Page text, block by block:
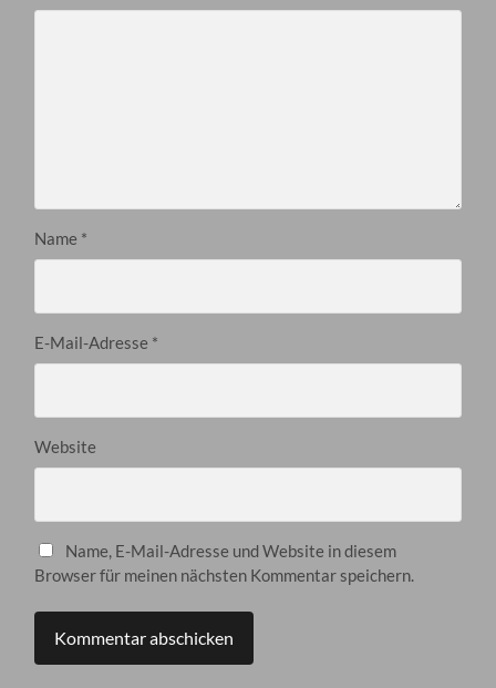
Name *
E-Mail-Adresse *
Website
Name, E-Mail-Adresse und Website in diesem
Browser für meinen nächsten Kommentar speichern.